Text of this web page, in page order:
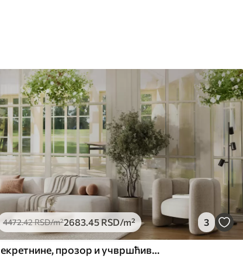
4472.42RSD/m²2683.45 RSD/m² 3
Некретнине, прозор и учвршћивање